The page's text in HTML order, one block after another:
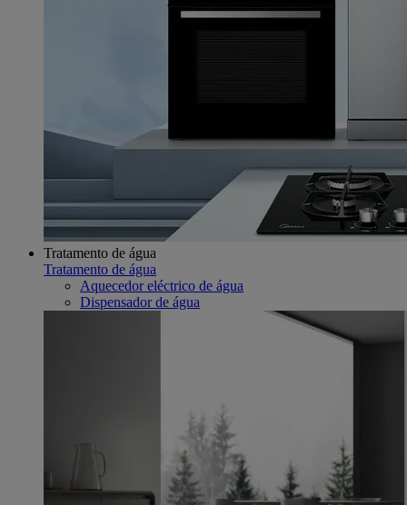
Tratamento de água
Tratamento de água
Aquecedor eléctrico de água
Dispensador de água